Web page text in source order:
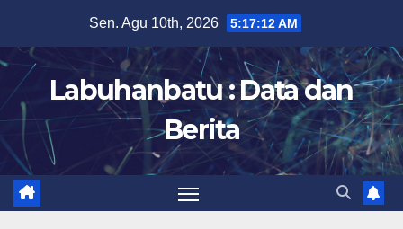
content
Sen. Agu 10th, 2026 5:17:13 AM
Labuhanbatu : Data dan
Berita